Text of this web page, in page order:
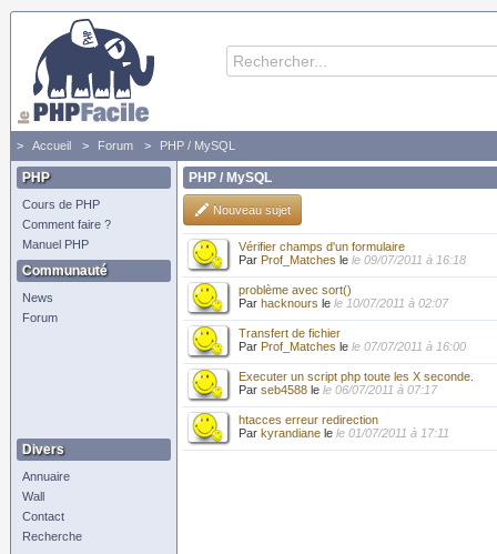
Accueil Forum PHP / MySQL
PHP
Cours de PHP
Comment faire ?
Manuel PHP
Communauté
News
Forum
Divers
Annuaire
Wall
Contact
Recherche
PHP / MySQL
Nouveau sujet
Vérifier champs d'un formulaire
Par Prof_Matches le le 09/07/2011 à 16:18
problème avec sort()
Par hacknours le le 10/07/2011 à 02:07
Transfert de fichier
Par Prof_Matches le le 07/07/2011 à 16:00
Executer un script php toute les X seconde.
Par seb4588 le le 06/07/2011 à 07:17
htacces erreur redirection
Par kyrandiane le le 01/07/2011 à 17:11